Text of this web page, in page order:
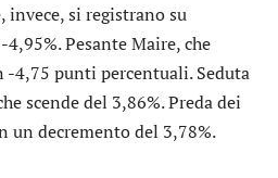
invece, si registrano su
4,95%. PesanteMaire, che
-4,75 punti percentuali. Seduta
scende del 3,86%. Preda dei
un decremento del 3,78%.